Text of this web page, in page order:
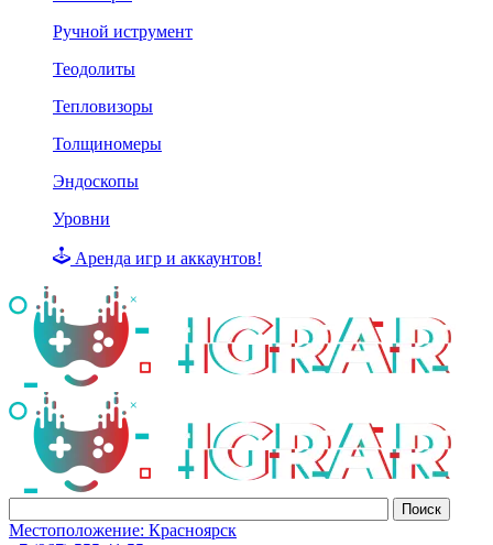
Ручной иструмент
Теодолиты
Тепловизоры
Толщиномеры
Эндоскопы
Уровни
Аренда игр и аккаунтов!
Местоположение: Красноярск